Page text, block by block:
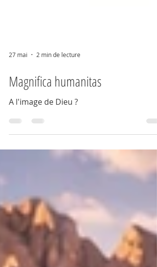
27 mai
Magnifica humanitas
A l'image de Dieu ?